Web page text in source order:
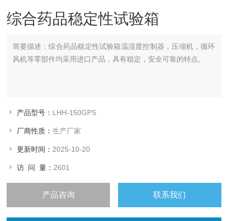
综合药品稳定性试验箱
简要描述：综合药品稳定性试验箱温湿度控制器，压缩机，循环
风机等零部件均采用进口产品，具有稳定，安全可靠的特点。
产品型号： LHH-150GPS
厂商性质：生产厂家
更新时间： 2025-10-20
访 问 量： 2601
产品咨询 联系我们